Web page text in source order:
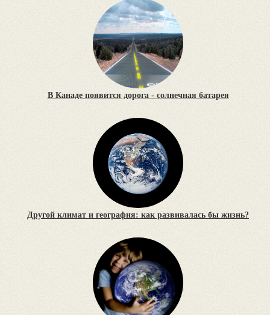
В Канаде появится дорога - солнечная батарея
Другой климат и география: как развивалась бы жизнь?